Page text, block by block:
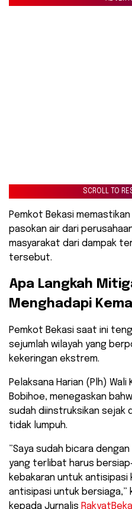
SCROLL TO
Pemkot Bekasi
pasokan air dari
masyarakat dari dampak
tersebut.
​Apa Langkah
Menghadapi
​Pemkot Bekasi saat ini
sejumlah wilayah yang
kekeringan ekstrem.
Pelaksana Harian (Plh) Wali
Bobihoe, menegaskan
sudah diinstruksikan sejak
tidak lumpuh.
​”Saya sudah bicara dengan
yang terlibat harus
kebakaran untuk antisipasi
antisipasi untuk bersiaga,”
kepada Jurnalis